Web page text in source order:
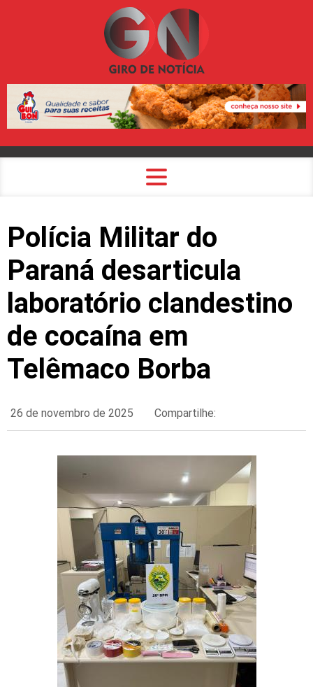
Polícia Militar do
Paraná desarticula
laboratório clandestino
de cocaína em
Telêmaco Borba
26 de novembro de 2025 Compartilhe: